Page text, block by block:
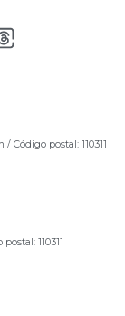
Código postal: 110311
110311